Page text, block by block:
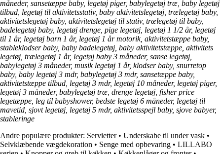
måneder, sansetæppe baby, legetøj piger, babylegetøj træ, baby legetøj
tilbud, legetøj til aktivitetsstativ, baby aktivitetslegetøj, trælegetøj baby,
aktivitetslegetøj baby, aktivitetslegetøj til stativ, trælegetøj til baby,
badelegetøj baby, legetøj drenge, pige legetøj, legetøj 1 1/2 år, legetøj
til 1 år, legetøj barn 1 år, legetøj 1 år motorik, aktivitetstæppe baby,
stableklodser baby, baby badelegetøj, baby aktivitetstæppe, aktivitets
legetøj, trælegetøj 1 år, legetøj baby 3 måneder, sanse legetøj,
babylegetøj 3 måneder, musik legetøj 1 år, klodser baby, snurretop
baby, baby legetøj 3 mdr, babylegetøj 3 mdr, sansetæppe baby,
aktivitetstæppe tilbud, legetøj 3 mdr, legetøj 10 måneder, legetøj piger,
legetøj 3 måneder, babylegetøj træ, drenge legetøj, fisher price
legetæppe, leg til babyshower, bedste legetøj 6 måneder, legetøj til
mavetid, sjovt legetøj, legetøj 5 mdr, aktivitetsspejl baby, sjove babyer,
stableringe
Andre populære produkter: Servietter• Underskabe til under vask •
Selvklæbende vægdekoration • Senge med opbevaring • LILLABO